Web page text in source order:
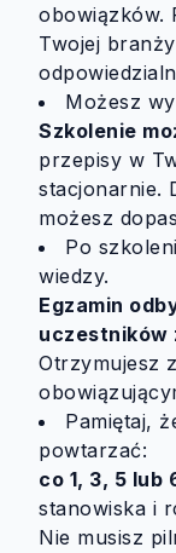
obowiązków.
Twojej
Możesz
Szkolenie
przepisy w
stacjonarnie.
możesz
Po
wiedzy.
Egzamin
uczestników
Otrzymujesz
Pamiętaj,
powtarzać:
co 1, 3, 5 lub
stanowiska i
Nie musisz